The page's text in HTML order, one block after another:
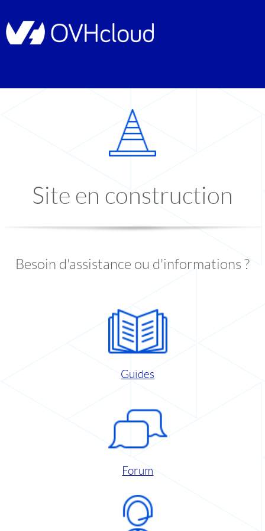
Site en construction
Besoin d'assistance ou d'informations ?
Guides
Forum